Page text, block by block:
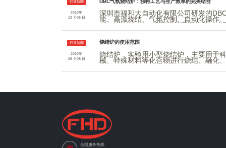
行业新闻
2023年
12 月05 日
深圳市福和大自动化有限公司研发的
能、高温烧结、气氛控制、自动化操作
IGBT模块、GTR模块等的高温烧结，
行业新闻
2023年
08 月08 日
烧结炉的使用范围
烧结炉，实验用小型烧结炉，主要用于
械、特殊材料等化合物进行烧结、融化
全国服务热线